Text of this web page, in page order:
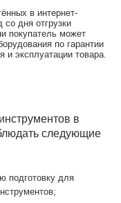
в интернет-
дня отгрузки
покупатель может
по гарантии
и эксплуатации товара.
в
следующие
подготовку для